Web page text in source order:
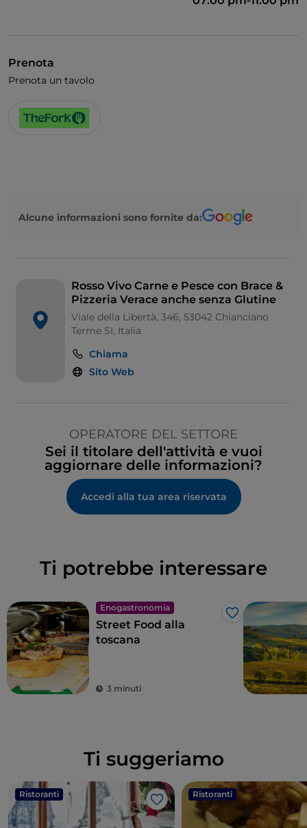
Prenota
Prenota un tavolo
Alcune informazioni sono fornite da:
Rosso Vivo Carne e Pesce con Brace &
Pizzeria Verace anche senza Glutine
Viale della Libertà, 346, 53042 Chianciano
Terme SI, Italia
Chiama
Sito Web
OPERATORE DEL SETTORE
Sei il titolare dell'attività e vuoi
aggiornare delle informazioni?
Accedi alla tua area riservata
Ti potrebbe interessare
Enogastronomia
Like
Street Food alla
toscana
3 minuti
Ti suggeriamo
Ristoranti
Like
Ristoranti